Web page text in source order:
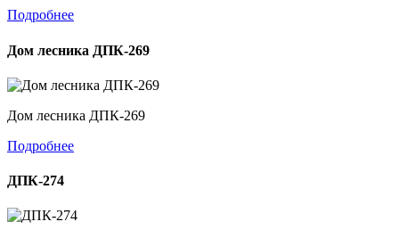
Подробнее
Дом лесника ДПК-269
Дом лесника ДПК-269
Подробнее
ДПК-274